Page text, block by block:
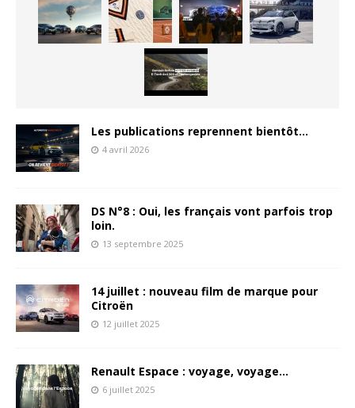
Les publications reprennent bientôt…
4 avril 2026
DS N°8 : Oui, les français vont parfois trop
loin.
13 septembre 2025
14 juillet : nouveau film de marque pour
Citroën
12 juillet 2025
Renault Espace : voyage, voyage…
6 juillet 2025